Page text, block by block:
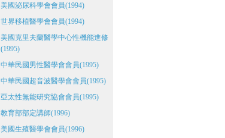
美國泌尿科學會會員(1994)
世界移植醫學會會員(1994)
美國克里夫蘭醫學中心性機能進修
(1995)
中華民國男性醫學會會員(1995)
中華民國超音波醫學會會員(1995)
亞太性無能研究協會會員(1995)
教育部部定講師(1996)
美國生殖醫學會會員(1996)